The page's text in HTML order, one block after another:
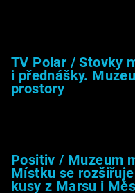
TV Polar / Stovky
i přednášky.
prostory
Positiv / Muzeum
Místku se
kusy z Marsu i